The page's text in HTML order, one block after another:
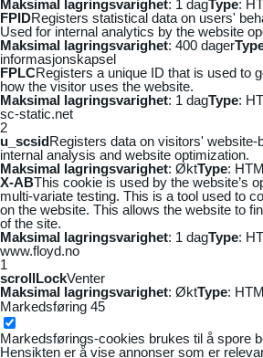
Maksimal lagringsvarighet: 1 dagType:
FPIDRegisters statistical data on users'
Used for internal analytics by the website
Maksimal lagringsvarighet: 400 dager
informasjonskapsel
FPLCRegisters a unique ID that is used to
how the visitor uses the website.
Maksimal lagringsvarighet: 1 dagType:
sc-static.net
2
u_scsidRegisters data on visitors' website-
internal analysis and website optimization.
Maksimal lagringsvarighet: ØktType:
X-ABThis cookie is used by the website’s
multi-variate testing. This is a tool used to
on the website. This allows the website to
of the site.
Maksimal lagringsvarighet: 1 dagType:
www.floyd.no
1
scrollLockVenter
Maksimal lagringsvarighet: ØktType:
Markedsføring 45
Markedsførings-cookies brukes til å spore
Hensikten er å vise annonser som er